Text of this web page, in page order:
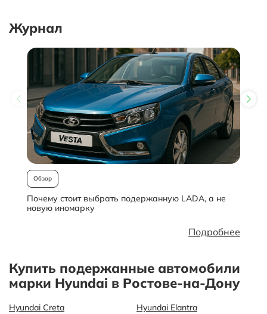
Журнал
Обзор
Почему стоит выбрать подержанную LADA, а не
новую иномарку
Подробнее
Купить подержанные автомобили
марки Hyundai в Ростове-на-Дону
Hyundai Creta
Hyundai Elantra